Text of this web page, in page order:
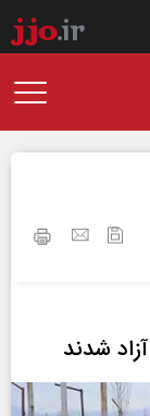
شدند